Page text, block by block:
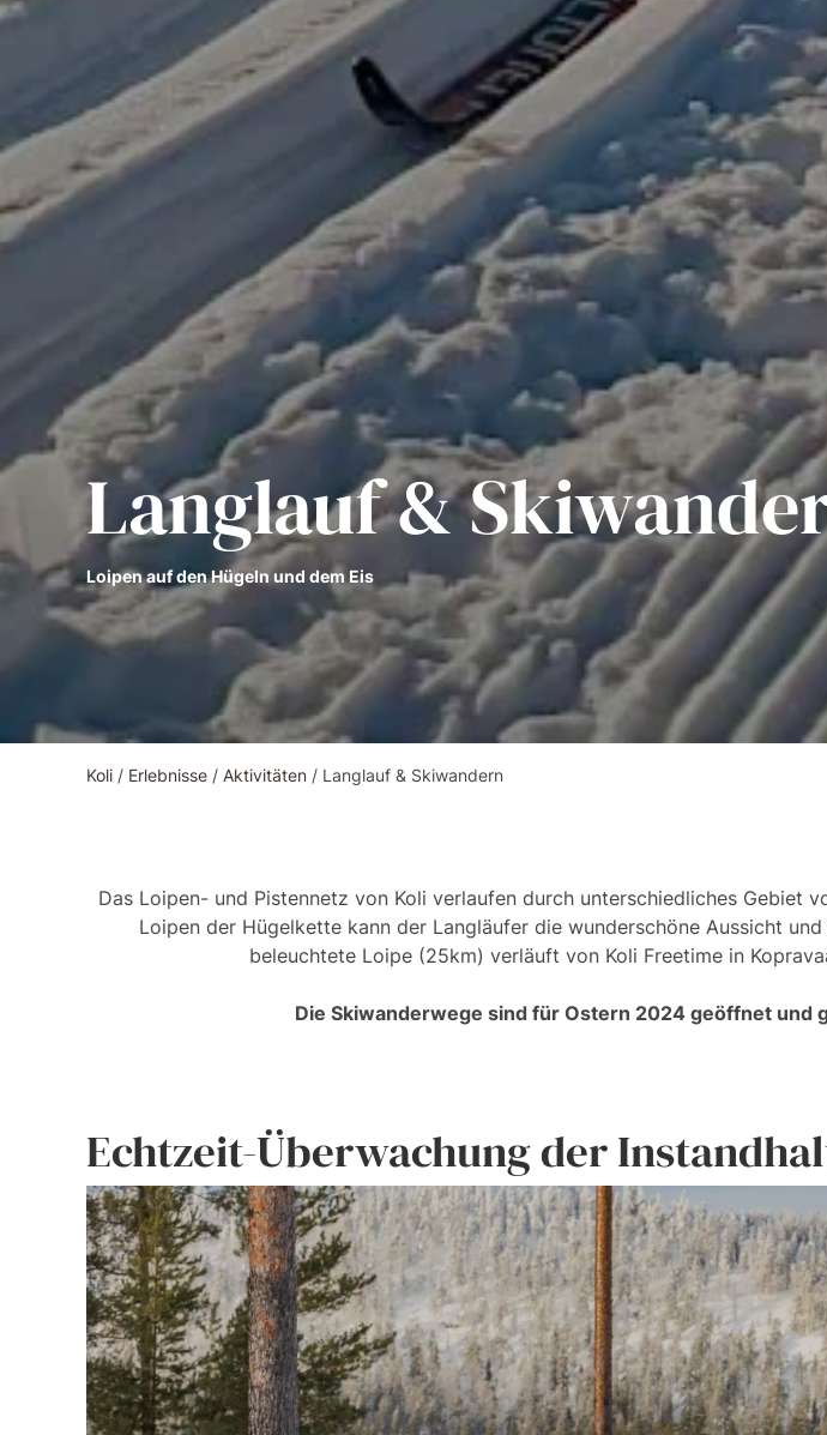
Langlauf &
Loipen auf den Hügeln und dem Eis
Koli / Erlebnisse / Aktivitäten / Langlauf & Skiwandern
Das Loipen- und Pistennetz von Koli verlaufen durch unterschiedliches Gebiet
Loipen der Hügelkette kann der Langläufer die wunderschöne Aussicht
beleuchtete Loipe (25km) verläuft von Koli Freetime in
Die Skiwanderwege sind für Ostern 2024 geöffnet und
Echtzeit-Überwachung der